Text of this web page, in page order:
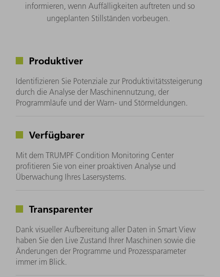
informieren, wenn Auffälligkeiten auftreten und so
ungeplanten Stillständen vorbeugen.
Produktiver
Identifizieren Sie Potenziale zur Produktivitätssteigerung
durch die Analyse der Maschinennutzung, der
Programmläufe und der Warn- und Störmeldungen.
Verfügbarer
Mit dem TRUMPF Condition Monitoring Center
profitieren Sie von einer proaktiven Analyse und
Überwachung Ihres Lasersystems.
Transparenter
Dank visueller Aufbereitung aller Daten in Smart View
haben Sie den Live Zustand Ihrer Maschinen sowie die
Änderungen der Programme und Prozessparameter
immer im Blick.